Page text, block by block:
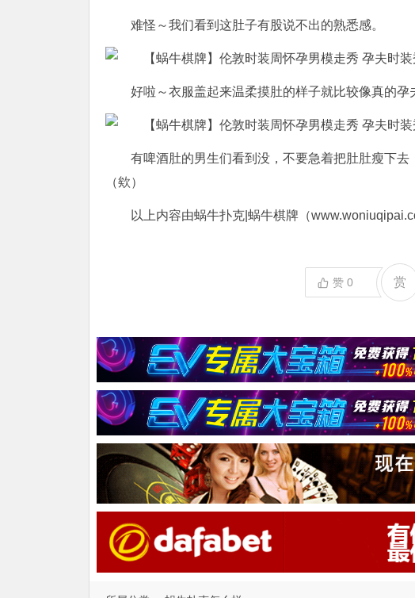
难怪～我们看到这肚子有股说不出的熟悉感。
好啦～衣服盖起来温柔摸肚的样子就比较像真的孕
有啤酒肚的男生们看到没，不要急着把肚肚瘦下
（欸）
以上内容由蜗牛扑克|蜗牛棋牌（
赞 0 赏